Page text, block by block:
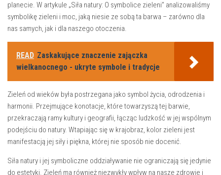
planecie. W⁤ artykule „Siła natury: O symbolice zieleni” analizowaliśmy
symbolikę zieleni i moc,⁢ jaką ⁣niesie ze ⁤sobą‍ ta barwa – zarówno dla​
nas samych, ‌jak i dla naszego otoczenia.
READ Zaskakujące znaczenie zajączka
wielkanocnego - ukryte symbole i tradycje
Zieleń ⁣od wieków ‌była postrzegana jako symbol życia, odrodzenia i
harmonii. Przejmujące konotacje, ‌które towarzyszą tej barwie,
przekraczają ramy kultury i geografii, łącząc ludzkość w jej ⁢wspólnym
podejściu do natury. Wtapiając się w krajobraz, kolor zieleni jest
manifestacją ​jej siły⁣ i​ piękna, której nie⁢ sposób nie docenić.
Siła⁣ natury ‌i jej symboliczne oddziaływanie⁣ nie ograniczają​ się ‍jedynie
do estetyki. Zieleń ma również‍ niezwykły‍ wpływ na nasze ​zdrowie i